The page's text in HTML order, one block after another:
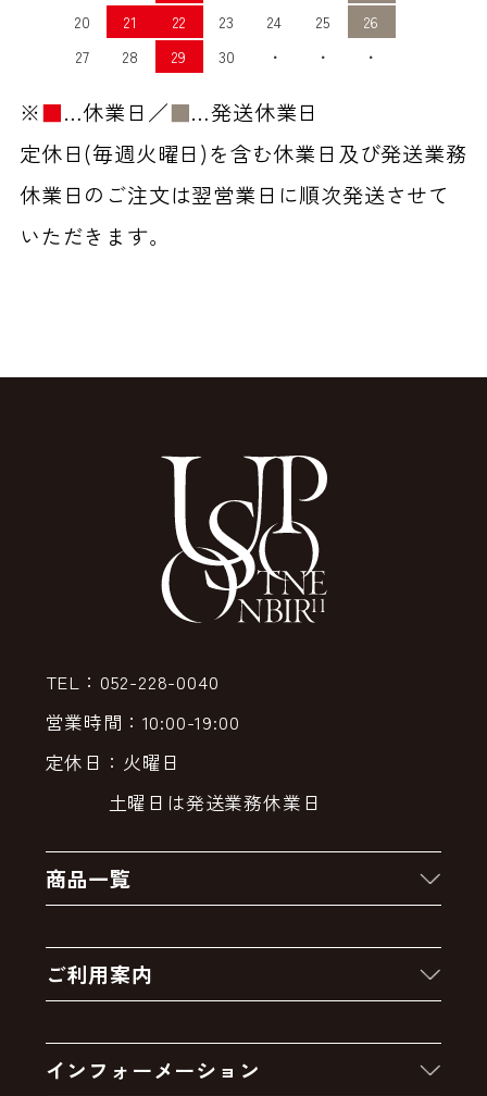
20
21 22 23 24 25
26
27
28 29 30 ・ ・ ・
※■…休業日／■…発送休業日
定休日(毎週火曜日)を含む休業日及び発送業務
休業日のご注文は翌営業日に順次発送させて
いただきます。
TEL：052-228-0040
営業時間：10:00-19:00
定休日：火曜日
土曜日は発送業務休業日
商品一覧
クーポン
卸販売・大量注文
ご利用案内
お支払いについて
インフォーメーション